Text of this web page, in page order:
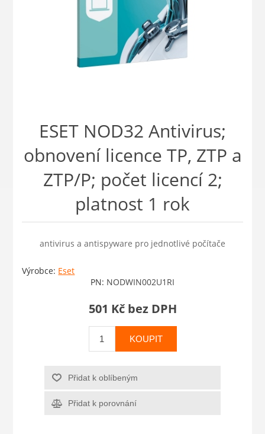
ESET NOD32 Antivirus;
obnovení licence TP, ZTP a
ZTP/P; počet licencí 2;
platnost 1 rok
antivirus a antispyware pro jednotlivé počítače
Výrobce: Eset
PN: NODWIN002U1RI
501 Kč bez DPH
KOUPIT
Přidat k oblíbeným
Přidat k porovnání